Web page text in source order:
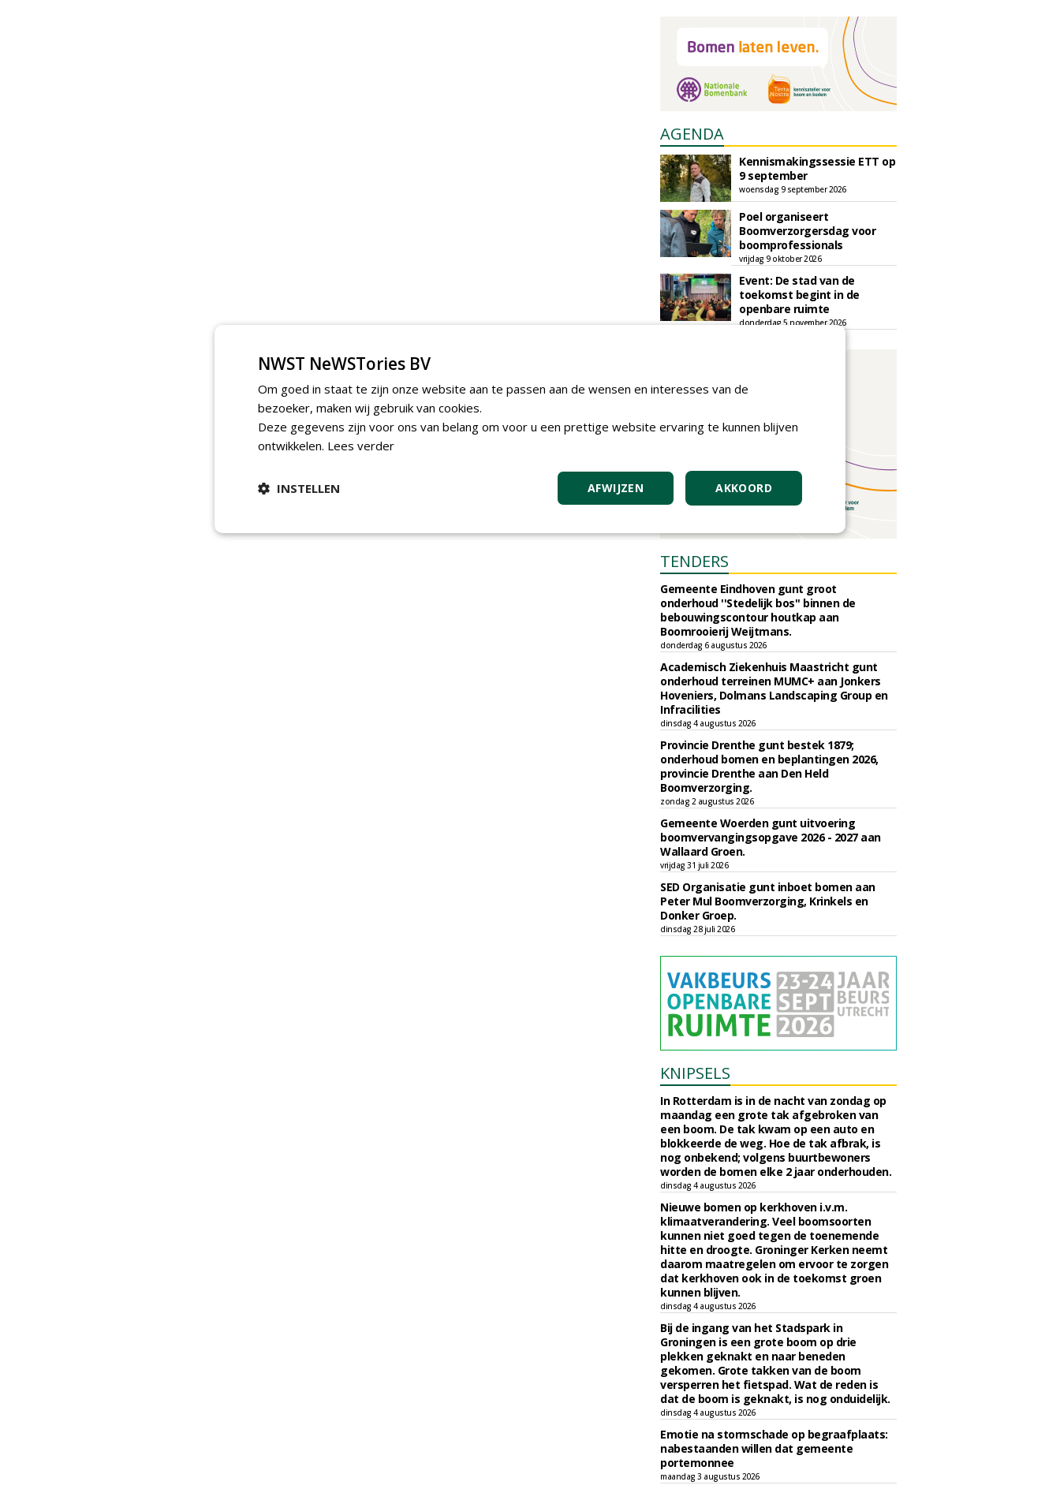
AGENDA
Kennismakingssessie ETT op
9 september
woensdag 9 september 2026
Poel organiseert
Boomverzorgersdag voor
boomprofessionals
vrijdag 9 oktober 2026
Event: De stad van de
toekomst begint in de
openbare ruimte
donderdag 5 november 2026
TENDERS
Gemeente Eindhoven gunt groot
onderhoud ''Stedelijk bos'' binnen de
bebouwingscontour houtkap aan
Boomrooierij Weijtmans.
donderdag 6 augustus 2026
Academisch Ziekenhuis Maastricht gunt
onderhoud terreinen MUMC+ aan Jonkers
Hoveniers, Dolmans Landscaping Group en
Infracilities
dinsdag 4 augustus 2026
Provincie Drenthe gunt bestek 1879;
onderhoud bomen en beplantingen 2026,
provincie Drenthe aan Den Held
Boomverzorging.
zondag 2 augustus 2026
Gemeente Woerden gunt uitvoering
boomvervangingsopgave 2026 - 2027 aan
Wallaard Groen.
vrijdag 31 juli 2026
SED Organisatie gunt inboet bomen aan
Peter Mul Boomverzorging, Krinkels en
Donker Groep.
dinsdag 28 juli 2026
KNIPSELS
In Rotterdam is in de nacht van zondag op
maandag een grote tak afgebroken van
een boom. De tak kwam op een auto en
blokkeerde de weg. Hoe de tak afbrak, is
nog onbekend; volgens buurtbewoners
worden de bomen elke 2 jaar onderhouden.
dinsdag 4 augustus 2026
Nieuwe bomen op kerkhoven i.v.m.
klimaatverandering. Veel boomsoorten
kunnen niet goed tegen de toenemende
hitte en droogte. Groninger Kerken neemt
daarom maatregelen om ervoor te zorgen
dat kerkhoven ook in de toekomst groen
kunnen blijven.
dinsdag 4 augustus 2026
Bij de ingang van het Stadspark in
Groningen is een grote boom op drie
plekken geknakt en naar beneden
gekomen. Grote takken van de boom
versperren het fietspad. Wat de reden is
dat de boom is geknakt, is nog onduidelijk.
dinsdag 4 augustus 2026
Emotie na stormschade op begraafplaats:
nabestaanden willen dat gemeente
portemonnee
maandag 3 augustus 2026
NWST NeWSTories BV
Om goed in staat te zijn onze website aan te passen aan de wensen en interesses van de
bezoeker, maken wij gebruik van cookies.
Deze gegevens zijn voor ons van belang om voor u een prettige website ervaring te kunnen blijven
ontwikkelen. Lees verder
AKKOORD
AFWIJZEN
INSTELLEN